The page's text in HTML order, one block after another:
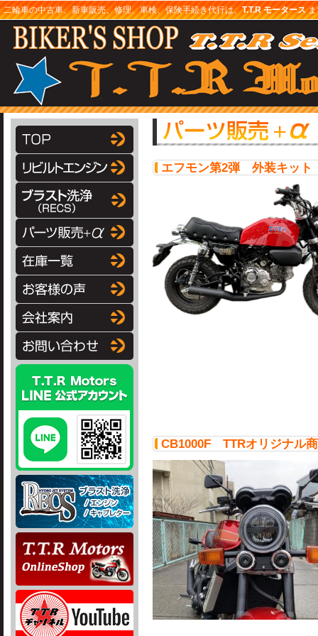
二輪車の中古車、新車販売、修理、車検、保険手続き代行は、T.T.R モータースま
エフモン第2弾 外装キット
CB1000F TTRオリジナル